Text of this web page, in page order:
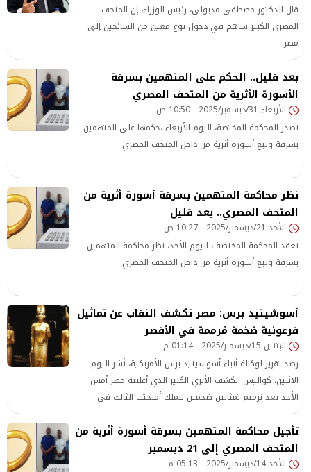
قال الدكتور مصطفى مدبولى، رئيس الوزراء، إن المتحف
المصرى الكبير ساهم في دخول نوع معين من السائحين إلى
مصر.
بعد قليل.. الحكم على المتهمين بسرقة
الأسورة الأثرية من المتحف المصري
الأربعاء 31/ديسمبر/2025 - 10:50 ص
تصدر المحكمة المختصة، اليوم الأربعاء ،حكمها على المتهمين
بسرقة وبيع أسورة أثرية من داخل المتحف المصري
نظر محاكمة المتهمين بسرقة أسورة أثرية من
المتحف المصري.. بعد قليل
الأحد 21/ديسمبر/2025 - 10:27 ص
تعقد المحكمة المختصة ، اليوم الأحد، نظر محاكمة المتهمين
بسرقة وبيع أسورة أثرية من داخل المتحف المصري
أسوشيتيد برس: مصر تكشف النقاب عن تماثيل
فرعونية ضخمة مُرممة في الأقصر
الإثنين 15/ديسمبر/2025 - 01:14 م
رصد تقرير لوكالة أنباء أسوشيتيد برس الأمريكية، نُشر اليوم
الاثنين، كواليس الكشف الأثري الكبير الذي أعلنته مصر أمس
الأحد بعد ترميم تمثالين ضخمين للملك أمنحتب الثالث في
مدينة الأقصر، وذلك في أحدث الفعاليات الأثرية الرامية إلى
جذب المزيد من السياح إلى البلاد.
تأجيل محاكمة المتهمين بسرقة أسورة أثرية من
المتحف المصري إلى 21 ديسمبر
الأحد 14/ديسمبر/2025 - 05:13 م